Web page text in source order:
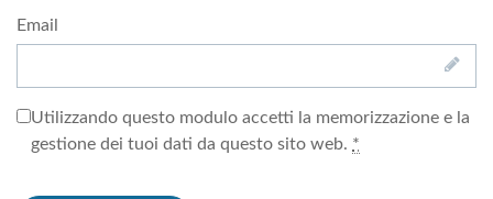
Email
Utilizzando questo modulo accetti la memorizzazione e la
gestione dei tuoi dati da questo sito web. *